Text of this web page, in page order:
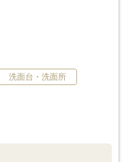
洗面台・洗面所